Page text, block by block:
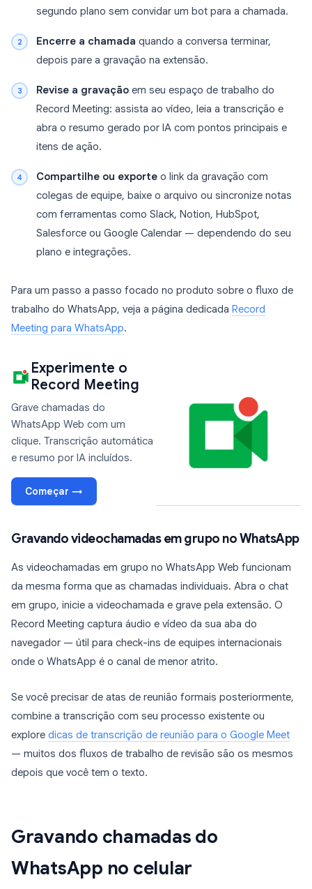
segundo plano sem convidar um bot para a chamada.
Encerre a chamada quando a conversa terminar,
depois pare a gravação na extensão.
Revise a gravação em seu espaço de trabalho do
Record Meeting: assista ao vídeo, leia a transcrição e
abra o resumo gerado por IA com pontos principais e
itens de ação.
Compartilhe ou exporte o link da gravação com
colegas de equipe, baixe o arquivo ou sincronize notas
com ferramentas como Slack, Notion, HubSpot,
Salesforce ou Google Calendar — dependendo do seu
plano e integrações.
Para um passo a passo focado no produto sobre o fluxo de
trabalho do WhatsApp, veja a página dedicada Record
Meeting para WhatsApp.
Experimente o
Record Meeting
Grave chamadas do
WhatsApp Web com um
clique. Transcrição automática
e resumo por IA incluídos.
Começar →
Gravando videochamadas em grupo no WhatsApp
As videochamadas em grupo no WhatsApp Web funcionam
da mesma forma que as chamadas individuais. Abra o chat
em grupo, inicie a videochamada e grave pela extensão. O
Record Meeting captura áudio e vídeo da sua aba do
navegador — útil para check-ins de equipes internacionais
onde o WhatsApp é o canal de menor atrito.
Se você precisar de atas de reunião formais posteriormente,
combine a transcrição com seu processo existente ou
explore dicas de transcrição de reunião para o Google Meet
— muitos dos fluxos de trabalho de revisão são os mesmos
depois que você tem o texto.
Gravando chamadas do
WhatsApp no celular